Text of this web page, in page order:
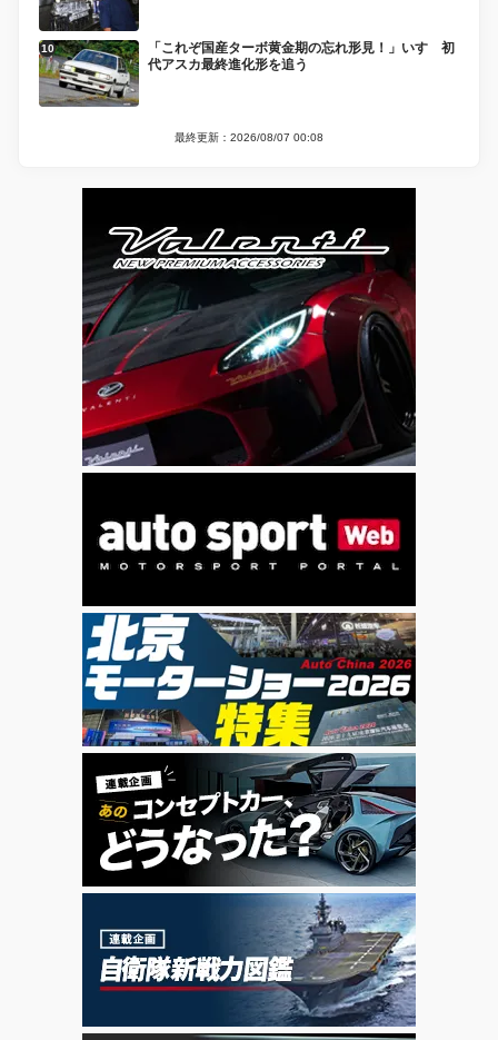
「これぞ国産ターボ黄金期の忘れ形見！」いすゞ初
代アスカ最終進化形を追う
最終更新：2026/08/07 00:08